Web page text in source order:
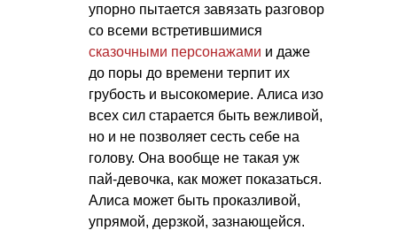
упорно пытается завязать разговор
со всеми встретившимися
сказочными персонажами и даже
до поры до времени терпит их
грубость и высокомерие. Алиса изо
всех сил старается быть вежливой,
но и не позволяет сесть себе на
голову. Она вообще не такая уж
пай-девочка, как может показаться.
Алиса может быть проказливой,
упрямой, дерзкой, зазнающейся.